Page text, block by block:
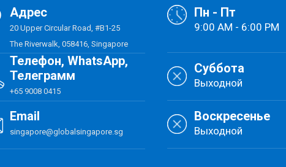
Адрес
20 Upper Circular Road, #B1-25
The Riverwalk, 058416, Singapore
Телефон, WhatsApp,
Телеграмм
+65 9008 0415
Email
singapore@globalsingapore.sg
Пн - Пт
9:00 AM - 6:00 PM
Суббота
Выходной
Воскресенье
Выходной